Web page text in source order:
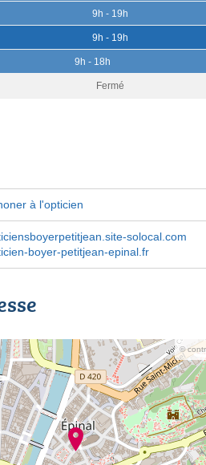
9h - 19h
9h - 19h
9h - 18h
Fermé
à l'opticien
solocal.com
boyer-petitjean-epinal.fr
©